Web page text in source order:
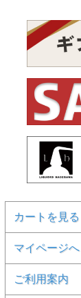
カートを見る
マイページへ
ご利用案内